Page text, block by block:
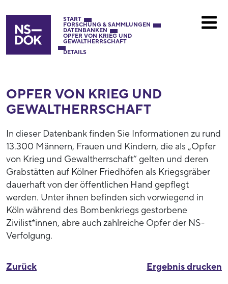
START
FORSCHUNG & SAMMLUNGEN
DATENBANKEN
OPFER VON KRIEG UND
GEWALTHERRSCHAFT
DETAILS
OPFER VON KRIEG UND
GEWALTHERRSCHAFT
In dieser Datenbank finden Sie Informationen zu rund
13.300 Männern, Frauen und Kindern, die als „Opfer
von Krieg und Gewaltherrschaft“ gelten und deren
Grabstätten auf Kölner Friedhöfen als Kriegsgräber
dauerhaft von der öffentlichen Hand gepflegt
werden. Unter ihnen befinden sich vorwiegend in
Köln während des Bombenkriegs gestorbene
Zivilist*innen, abre auch zahlreiche Opfer der NS-
Verfolgung.
Ergebnis drucken
Zurück